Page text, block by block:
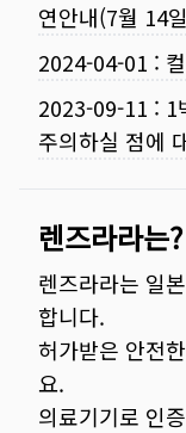
연안내(7월 14
2024-04-01 :
2023-09-11 : 1
주의하실 점에
렌즈라라는?
렌즈라라는 일
합니다.
허가받은 안전
요.
의료기기로 인